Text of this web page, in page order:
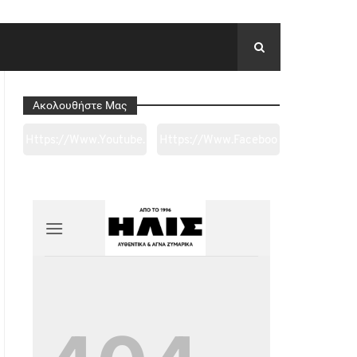
Ακολουθήστε Μας
2ge3sheyTkgpAkeBan
Ref=pages_you_mana